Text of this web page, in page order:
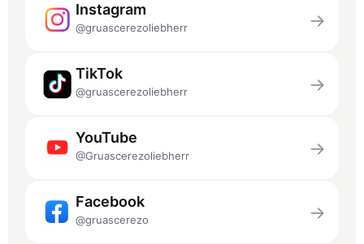
Instagram
@gruascerezoliebherr →
TikTok
@gruascerezoliebherr →
YouTube
@Gruascerezoliebherr →
Facebook
@gruascerezo →